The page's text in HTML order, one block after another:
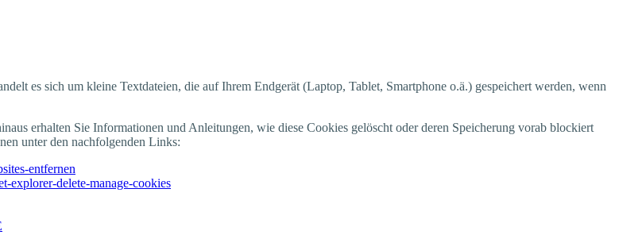
es sich um klei­ne Text­da­tei­en, die auf Ihrem End­ge­rät (Lap­top, Tablet, Smart­phone o.ä.) gespei­chert wer­den, wenn
erhal­ten Sie Infor­ma­tio­nen und Anlei­tun­gen, wie die­se Coo­kies gelöscht oder deren Spei­che­rung vor­ab blo­ckiert
unter den nach­fol­gen­den Links:
entfernen
explorer-delete-manage-cookies